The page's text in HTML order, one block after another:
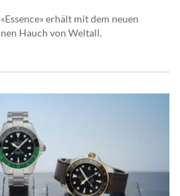
erhält mit dem neuen
Hauch von Weltall.